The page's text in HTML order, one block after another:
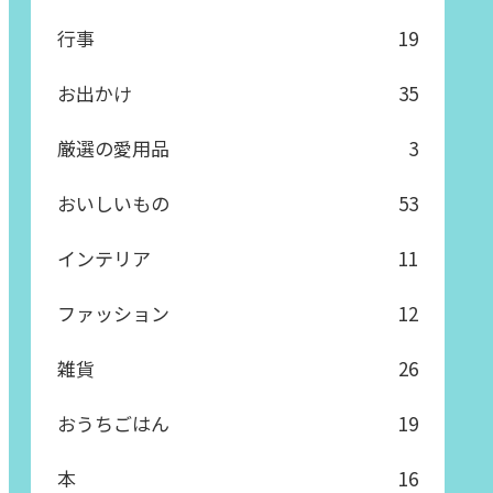
行事
19
お出かけ
35
厳選の愛用品
3
おいしいもの
53
インテリア
11
ファッション
12
雑貨
26
おうちごはん
19
本
16